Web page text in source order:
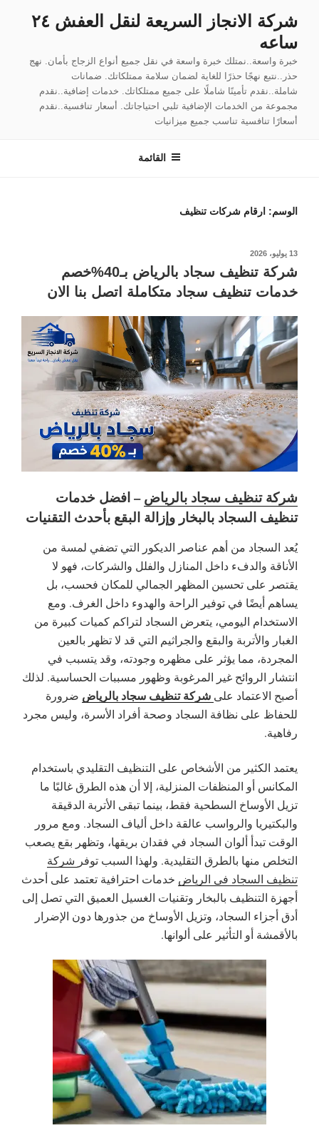
المحتوى
شركة الانجاز السريعة لنقل العفش ٢٤
ساعه
خبرة واسعة..نمتلك خبرة واسعة في نقل جميع أنواع الزجاج بأمان. نهج
حذر..نتبع نهجًا حذرًا للغاية لضمان سلامة ممتلكاتك. ضمانات
شاملة..نقدم تأمينًا شاملًا على جميع ممتلكاتك. خدمات إضافية..نقدم
مجموعة من الخدمات الإضافية تلبي احتياجاتك. أسعار تنافسية..نقدم
أسعارًا تنافسية تناسب جميع ميزانيات
القائمة
الوسم: ارقام شركات تنظيف
نُشر
13 يوليو، 2026
شركة تنظيف سجاد بالرياض بـ40%خصم
خدمات تنظيف سجاد متكاملة اتصل بنا الان
شركة تنظيف سجاد بالرياض– افضل خدمات
تنظيف السجاد بالبخار وإزالة البقع بأحدث التقنيات
يُعد السجاد من أهم عناصر الديكور التي تضفي لمسة من
الأناقة والدفء داخل المنازل والفلل والشركات، فهو لا
يقتصر على تحسين المظهر الجمالي للمكان فحسب، بل
يساهم أيضًا في توفير الراحة والهدوء داخل الغرف. ومع
الاستخدام اليومي، يتعرض السجاد لتراكم كميات كبيرة من
الغبار والأتربة والبقع والجراثيم التي قد لا تظهر بالعين
المجردة، مما يؤثر على مظهره وجودته، وقد يتسبب في
انتشار الروائح غير المرغوبة وظهور مسببات الحساسية. لذلك
أصبح الاعتماد على شركة تنظيف سجاد بالرياض ضرورة
للحفاظ على نظافة السجاد وصحة أفراد الأسرة، وليس مجرد
رفاهية.
يعتمد الكثير من الأشخاص على التنظيف التقليدي باستخدام
المكانس أو المنظفات المنزلية، إلا أن هذه الطرق غالبًا ما
تزيل الأوساخ السطحية فقط، بينما تبقى الأتربة الدقيقة
والبكتيريا والرواسب عالقة داخل ألياف السجاد. ومع مرور
الوقت تبدأ ألوان السجاد في فقدان بريقها، وتظهر بقع يصعب
التخلص منها بالطرق التقليدية. ولهذا السبب توفر شركة
تنظيف السجاد في الرياض خدمات احترافية تعتمد على أحدث
أجهزة التنظيف بالبخار وتقنيات الغسيل العميق التي تصل إلى
أدق أجزاء السجاد، وتزيل الأوساخ من جذورها دون الإضرار
بالأقمشة أو التأثير على ألوانها.